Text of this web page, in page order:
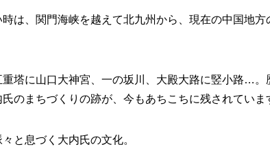
は、関門海峡を越えて北九州から、現在の中国地
重塔に山口大神宮、一の坂川、大殿大路に竪小路…。
のまちづくりの跡が、今もあちこちに残されていま
と息づく大内氏の文化。